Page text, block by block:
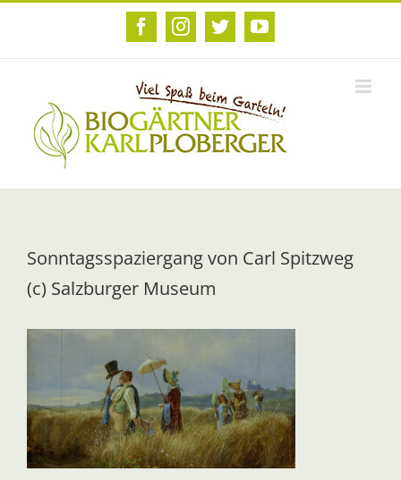
Zum
FacebookInstagram
TwitterYouTube
Sonntagsspaziergang von Carl Spitzweg
(c) Salzburger Museum